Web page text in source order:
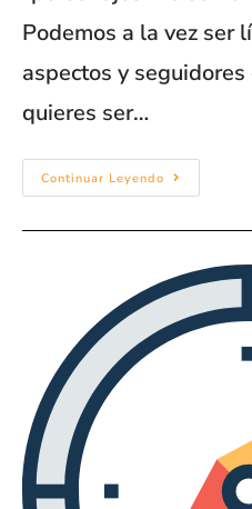
Podemos a la vez ser
aspectos y
quieres ser…
Continuar Leyendo